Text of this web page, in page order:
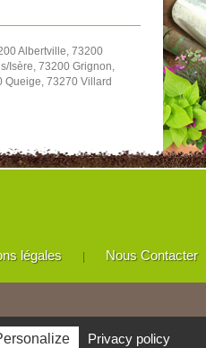
Albertville, 73200
Isère, 73200 Grignon,
Queige, 73270 Villard
légales | Nous Contacter
Privacy policy